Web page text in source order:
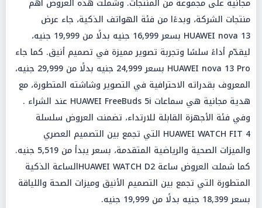
مجانية على مجموعة من المنتجات. وشملت هذه العروض أهم
منتجات الشركة، وبدءًا من فئة الهواتف الذكية، جاء عرض
HUAWEI nova 13 بسعر 16,999 جنيه بدلًا من 19,999 جنيه،
ليقدّم أداءً سلسًا وتجربة تصوير مميزة في تصميم أنيق. كما جاء
HUAWEI nova 13 Pro بسعر 24,999 جنيه بدلًا من 29,999 جنيه،
المعروف بقدراته الاحترافية في التصوير وشاشته المتطورة، مع
هدية مجانية هي سماعات HUAWEI FreeBuds 5i عند الشراء .
وفي فئة الأجهزة القابلة للارتداء، تضمنت العروض سلسلة
HUAWEI WATCH FIT 4 التي تجمع بين التصميم العصري
والميزات الصحية والرياضية المتقدمة، بسعر يبدأ من 5,519 جنيه.
كما شملت العروض ساعة HUAWEI WATCH D2الساعة الذكية
المتطورة التي تجمع بين التصميم الأنيق وميزات الصحة واللياقة
بسعر 18,399 جنيه بدلًا من 19,999 جنيه.